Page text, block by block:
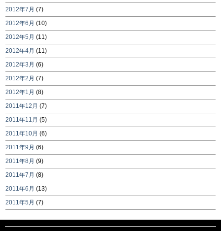
2012年7月 (7)
2012年6月 (10)
2012年5月 (11)
2012年4月 (11)
2012年3月 (6)
2012年2月 (7)
2012年1月 (8)
2011年12月 (7)
2011年11月 (5)
2011年10月 (6)
2011年9月 (6)
2011年8月 (9)
2011年7月 (8)
2011年6月 (13)
2011年5月 (7)